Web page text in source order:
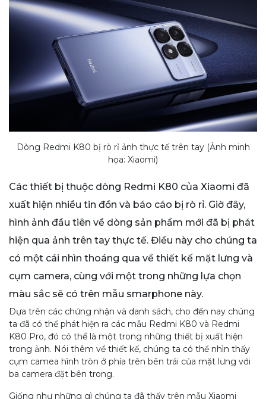
Dòng Redmi K80 bị rò rỉ ảnh thực tế trên tay (Ảnh minh
họa: Xiaomi)
Các thiết bị thuộc dòng Redmi K80 của Xiaomi đã
xuất hiện nhiều tin đồn và báo cáo bị rò rỉ. Giờ đây,
hình ảnh đầu tiên về dòng sản phẩm mới đã bị phát
hiện qua ảnh trên tay thực tế. Điều này cho chúng ta
có một cái nhìn thoáng qua về thiết kế mặt lưng và
cụm camera, cùng với một trong những lựa chọn
màu sắc sẽ có trên mẫu smarphone này.
Dựa trên các chứng nhận và danh sách, cho đến nay chúng
ta đã có thể phát hiện ra các mẫu Redmi K80 và Redmi
K80 Pro, đó có thể là một trong những thiết bị xuất hiện
trong ảnh. Nói thêm về thiết kế, chúng ta có thể nhìn thấy
cụm camea hình tròn ở phía trên bên trái của mặt lưng với
ba camera đặt bên trong.
Giống như những gì chúng ta đã thấy trên mẫu Xiaomi